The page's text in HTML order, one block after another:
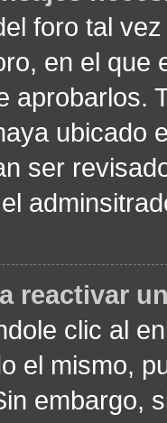
foro tal
en el
aprobarlos.
ubicado
ser
reactivar
clic al
el mismo,
embargo,